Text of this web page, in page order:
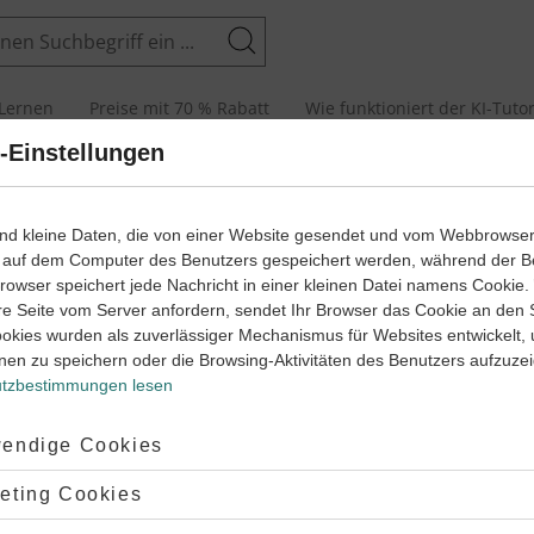
Suchen
Preise mit 70 % Rabatt Wie funktioniert der KI-Tutor
Prozentrechnung
oder im Alltag: Prozentrechnen ist dein ständiger Begleiter.
bei Krediten oder Geldanlagen begegnet dir die
Beim Einkaufen ist es für dich hilfreich zu verstehen, was
Reduzierung um 20 % bei einem Preis von 1,50 € dir wie ein
30 Cent, sodass der Preis auf 1,20 € sinkt. Gar nicht so viel, wie
Einstellungen
kleine Daten, die von einer Website gesendet und vom
dem Computer des Benutzers gespeichert werden, während der
speichert jede Nachricht in einer kleinen Datei namens Cookie.
Seite vom Server anfordern, sendet Ihr Browser das Cookie an den
wurden als zuverlässiger Mechanismus für Websites entwickelt,
zu speichern oder die Browsing-Aktivitäten des Benutzers
lesen
Cookies
Cookies